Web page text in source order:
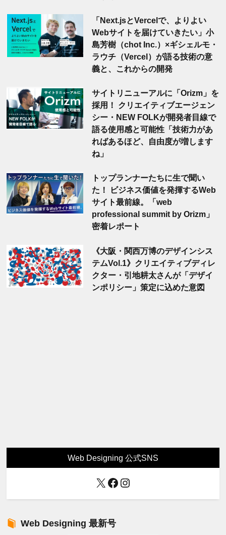
「Next.jsとVercelで、よりよい
Webサイトを届けていきたい」小
島芳樹（chot Inc.）×ギシェルモ・
ラウチ（Vercel）が語る技術の意
義と、これからの開発
サイトリニューアルに「Orizm」を
採用！ クリエイティブエージェン
シー・NEW FOLKが開発者目線で
語る使用感と可能性「技術力があ
ればあるほど、自由度が増します
ね」
トップランナーたちに生で聞い
た！ ビジネス価値を発揮するWeb
サイト最前線。「web
professional summit by Orizm」
密着レポート
《大阪・関西万博のデザインシス
テムVol.1》クリエイティブディレ
クター・引地耕太さんが「デザイ
ンポリシー」策定に込めた意図
Web Designing 公式SNS
X Facebook
Instagram
Web Designing 最新号